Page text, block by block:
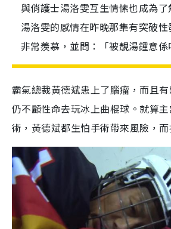
與俏護士湯洛雯互生情愫也成為
湯洛雯的感情在昨晚那集有突破
非常羨慕，並問：「被靚湯鍾意係
霸氣總裁黃德斌患上了腦瘤，而且
仍不顧性命去玩冰上曲棍球。就算
術，黃德斌都生怕手術帶來風險，而